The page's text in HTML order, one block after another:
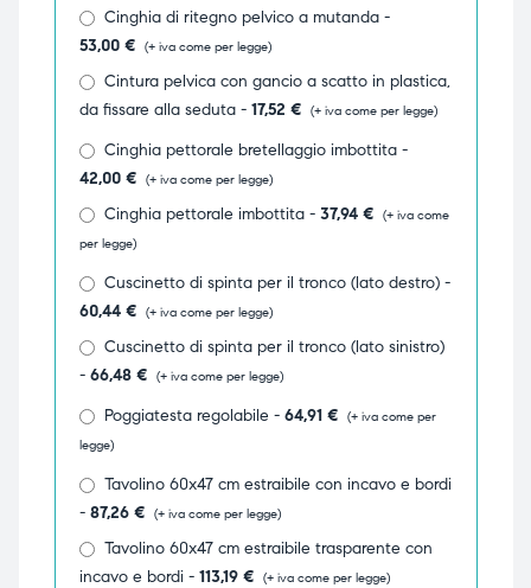
Cinghia di ritegno pelvico a mutanda -
53,00 € (+ iva come per legge)
Cintura pelvica con gancio a scatto in plastica,
da fissare alla seduta - 17,52 € (+ iva come per legge)
Cinghia pettorale bretellaggio imbottita -
42,00 € (+ iva come per legge)
Cinghia pettorale imbottita - 37,94 € (+ iva come
per legge)
Cuscinetto di spinta per il tronco (lato destro) -
60,44 € (+ iva come per legge)
Cuscinetto di spinta per il tronco (lato sinistro)
- 66,48 € (+ iva come per legge)
Poggiatesta regolabile - 64,91 € (+ iva come per
legge)
Tavolino 60x47 cm estraibile con incavo e bordi
- 87,26 € (+ iva come per legge)
Tavolino 60x47 cm estraibile trasparente con
incavo e bordi - 113,19 € (+ iva come per legge)